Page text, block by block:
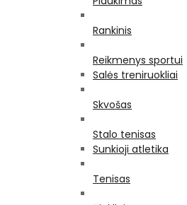
Rankinis
Reikmenys sportui
Salės treniruokliai
Skvošas
Stalo tenisas
Sunkioji atletika
Tenisas